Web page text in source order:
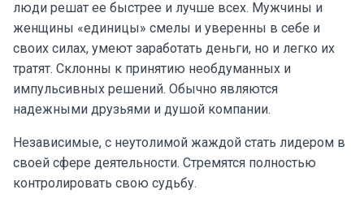
люди решат ее быстрее и лучше всех. Мужчины и
женщины «единицы» смелы и уверенны в себе и
своих силах, умеют заработать деньги, но и легко их
тратят. Склонны к принятию необдуманных и
импульсивных решений. Обычно являются
надежными друзьями и душой компании.
Независимые, с неутолимой жаждой стать лидером в
своей сфере деятельности. Стремятся полностью
контролировать свою судьбу.